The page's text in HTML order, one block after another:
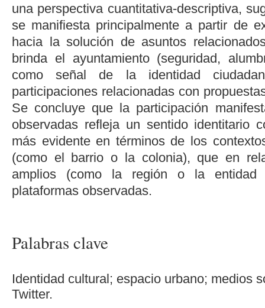
una perspectiva cuantitativa-descriptiva,
se manifiesta principalmente a partir de
hacia la solución de asuntos
brinda el ayuntamiento (seguridad,
como señal de la identidad
participaciones relacionadas con
Se concluye que la participación
observadas refleja un sentido identitario
más evidente en términos de los
(como el barrio o la colonia), que en
amplios (como la región o la entidad
plataformas observadas.
Palabras clave
Identidad cultural; espacio urbano; medios
Twitter.